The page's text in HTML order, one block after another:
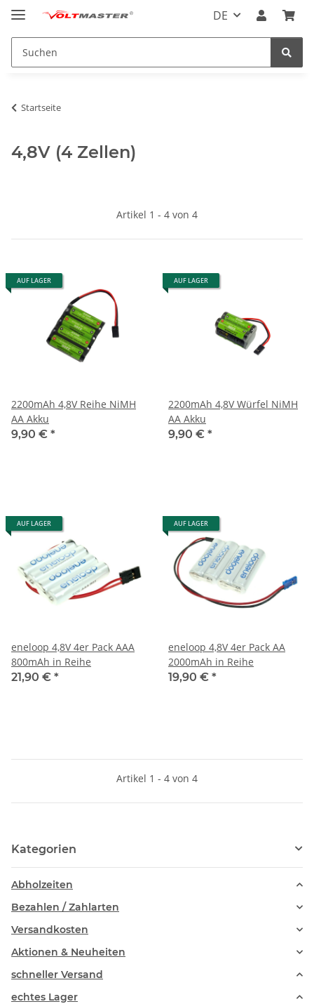
DE
Startseite
4,8V (4 Zellen)
Artikel 1 - 4 von 4
AUF LAGER
2200mAh 4,8V Reihe NiMH
AA Akku
9,90 € *
AUF LAGER
2200mAh 4,8V Würfel NiMH
AA Akku
9,90 € *
AUF LAGER
eneloop 4,8V 4er Pack AAA
800mAh in Reihe
21,90 € *
AUF LAGER
eneloop 4,8V 4er Pack AA
2000mAh in Reihe
19,90 € *
Artikel 1 - 4 von 4
Kategorien
Abholzeiten
Bezahlen / Zahlarten
Versandkosten
Aktionen & Neuheiten
schneller Versand
echtes Lager